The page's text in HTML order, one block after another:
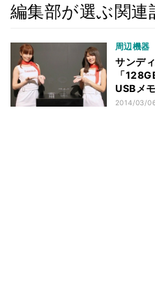
編集部が選ぶ関連
周辺機器
サンデ
「
USBメ
入
2014/03/